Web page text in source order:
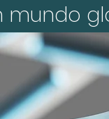
mundo